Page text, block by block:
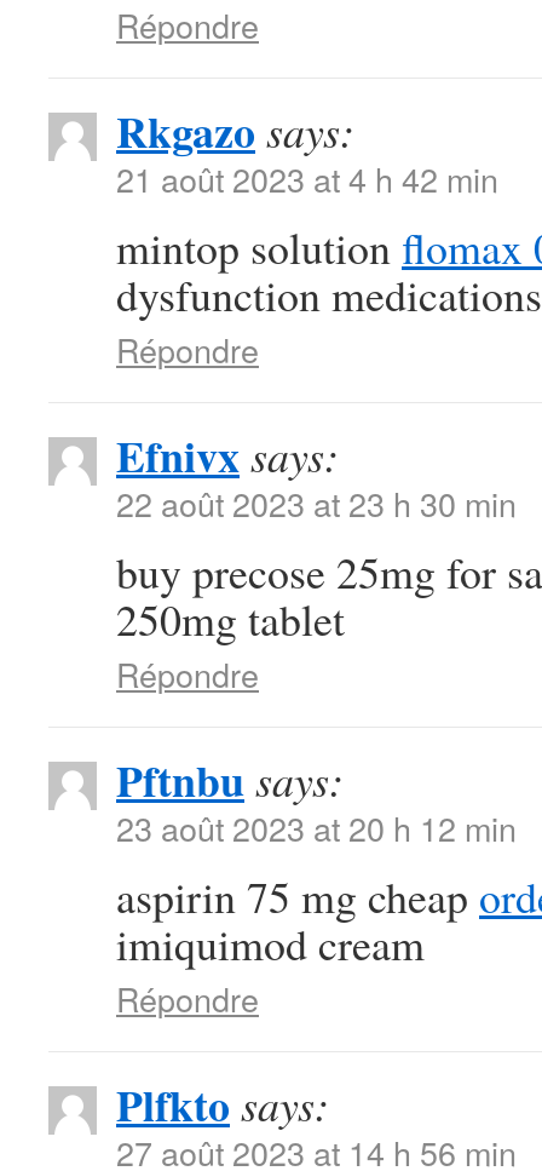
Répondre
Rkgazo says:
21 août 2023 at 4 h 42 min
mintop solution flomax
dysfunction medications
Répondre
Efnivxsays:
22 août 2023 at 23 h 30 min
buy precose 25mg for
250mg tablet
Répondre
Pftnbusays:
23 août 2023 at 20 h 12 min
aspirin 75 mg cheap
imiquimod cream
Répondre
Plfkto says:
27 août 2023 at 14 h 56 min